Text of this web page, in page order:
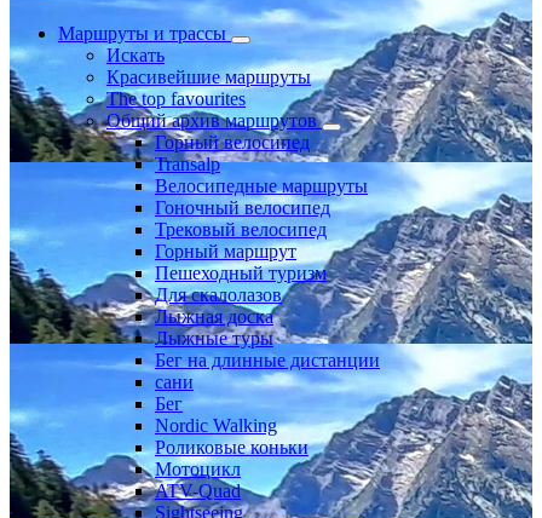
Маршруты и трассы
Искать
Красивейшие маршруты
The top favourites
Общий архив маршрутов
Горный велосипед
Transalp
Велосипедные маршруты
Гоночный велосипед
Трековый велосипед
Горный маршрут
Пешеходный туризм
Для скалолазов
Лыжная доска
Лыжные туры
Бег на длинные дистанции
сани
Бег
Nordic Walking
Роликовые коньки
Мотоцикл
ATV-Quad
Sightseeing